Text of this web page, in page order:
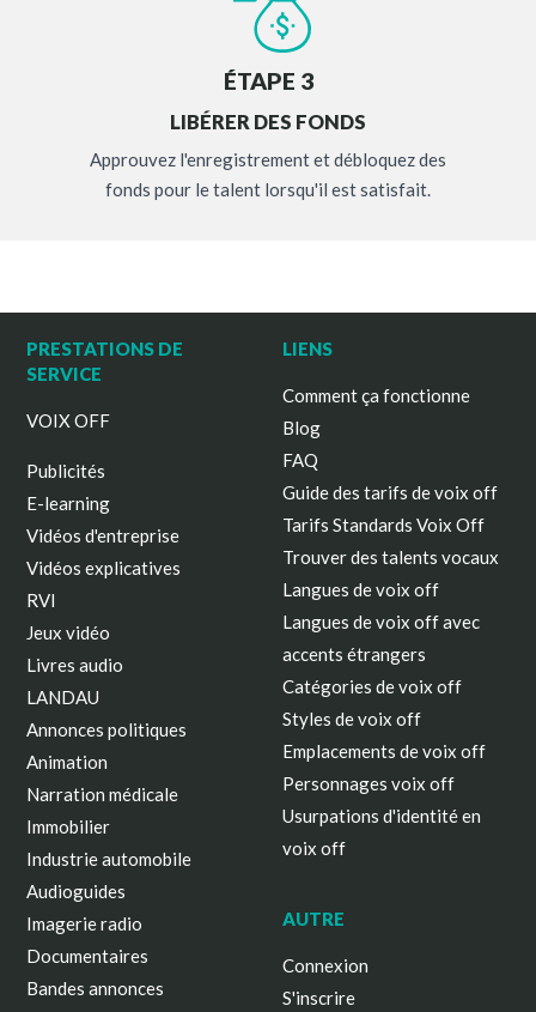
ÉTAPE 3
LIBÉRER DES FONDS
Approuvez l'enregistrement et débloquez des
fonds pour le talent lorsqu'il est satisfait.
PRESTATIONS DE
SERVICE
VOIX OFF
Publicités
E-learning
Vidéos d'entreprise
Vidéos explicatives
RVI
Jeux vidéo
Livres audio
LANDAU
Annonces politiques
Animation
Narration médicale
Immobilier
Industrie automobile
Audioguides
Imagerie radio
Documentaires
Bandes annonces
LIENS
Comment ça fonctionne
Blog
FAQ
Guide des tarifs de voix off
Tarifs Standards Voix Off
Trouver des talents vocaux
Langues de voix off
Langues de voix off avec
accents étrangers
Catégories de voix off
Styles de voix off
Emplacements de voix off
Personnages voix off
Usurpations d'identité en
voix off
AUTRE
Connexion
S'inscrire